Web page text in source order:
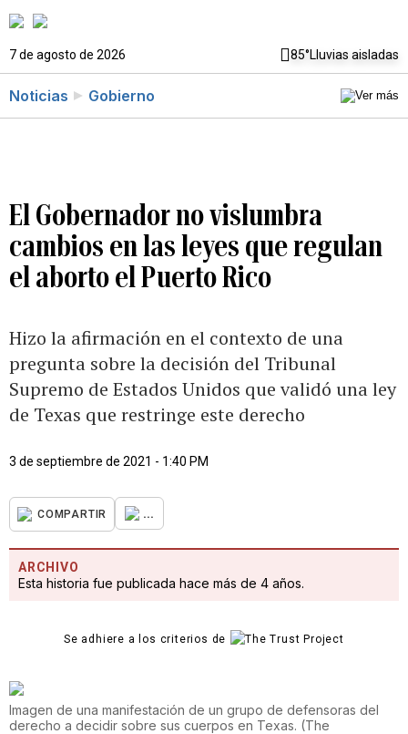
7 de agosto de 2026 85°Lluvias aisladas
Noticias Gobierno
El Gobernador no vislumbra
cambios en las leyes que regulan
el aborto el Puerto Rico
Hizo la afirmación en el contexto de una
pregunta sobre la decisión del Tribunal
Supremo de Estados Unidos que validó una ley
de Texas que restringe este derecho
3 de septiembre de 2021 - 1:40 PM
COMPARTIR ...
ARCHIVO
Esta historia fue publicada hace más de 4 años.
Se adhiere a los criterios de
Imagen de una manifestación de un grupo de defensoras del
derecho a decidir sobre sus cuerpos en Texas. (The